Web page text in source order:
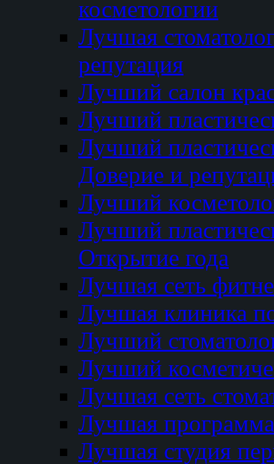
косметологии
Лучшая
репутация
Лучший салон
Лучший
Лучший
Доверие и
Лучший
Лучший
Открытие года
Лучшая сеть
Лучшая клиника
Лучший
Лучший
Лучшая сеть
Лучшая программа
Лучшая студия